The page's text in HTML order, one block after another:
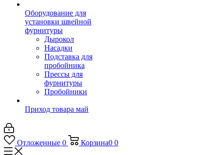
Оборудование для
установки швейной
фурнитуры
Дырокол
Насадки
Подставка для
пробойника
Прессы для
фурнитуры
Пробойники
Приход товара май
Отложенные 0 Корзина0 0